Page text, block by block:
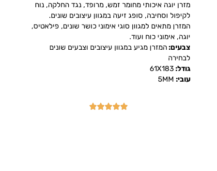
מזרן יוגה איכותי מחומר זמש, מרופד, נגד החלקה, נוח
לקיפול וסחיבה, סופג זיעה במגוון עיצובים שונים.
המזרן מתאים למגוון סוגי אימוני כושר שונים, פילאטיס,
יוגה, אימוני כוח ועוד.
צבעים:המזרן מגיע במגוון עיצובים וצבעים שונים
לבחירה
גודל:61X183
עובי: